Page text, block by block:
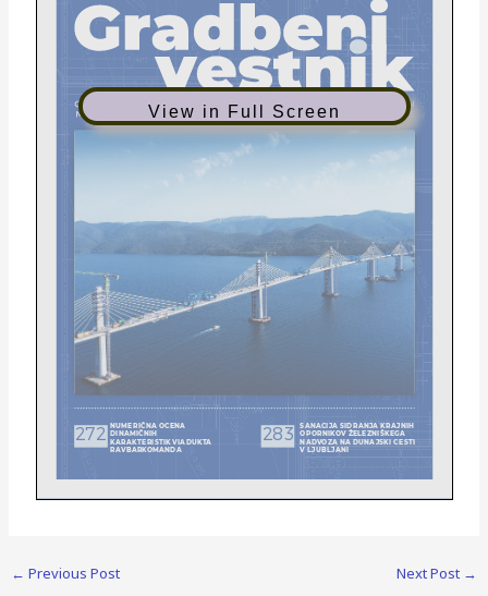
View in Full Screen
NUMERIČNA OCENA
DINAMIČNIH
KARAKTERISTIK VIADUKTA
RAVBARKOMANDA
272
SANACIJA SIDRANJA KRAJNIH
OPORNIKOV ŽELEZNIŠKEGA
NADVOZA NA DUNAJSKI CESTI
V LJUBLJANI
283
← Previous Post Next Post →